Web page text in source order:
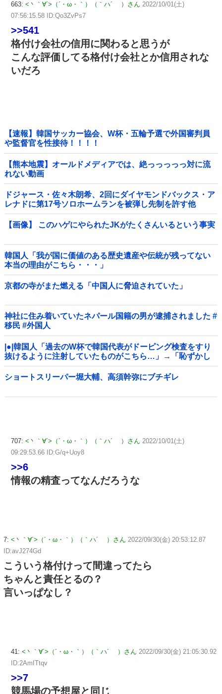
663: <丶｀∀´>（´・ω・｀）（｀ハ´ ）さん 2022/10/01(土)
07:56:15.58 ID:Qo3ZvPs7
>>541
格付け会社の信用に関わると思うが
こんな評価してる格付け会社とか信用されな
いだろ
【速報】韓国サッカー協会、W杯・五輪予選で外国審判員
や監督官を性接待！！！！
【熊本地震】オールドメディアでは、絶っっっっっ対に流
れない動画
ドジャース・佐々木朗希、2回にダイヤモンドバックス・ア
レナドに第17号ソロホームランを被弾し先制を許す他
【画像】 このハゲにやられたJKがたくさんいるという事実
韓国人「我が国に価値のある歴史遺産や伝統が残ってない
本当の理由がこちら・・・」
京都の寺がまた燃える「中国人に脅迫されていた」
神社に住み着いていたネパール国籍の男が逮捕されました #
移民 #外国人
|●|韓国人「過去のW杯で韓国代表がドーピング検査をすり
抜けるように注射していたものがこちら…」→「恥ずかし
い…（ﾌﾞﾙﾌﾞﾙ」＝韓国の反応
ショートスリーパー堀大輔、高須幹弥にブチギレ
707: <丶｀∀´>（´・ω・｀）（｀ハ´ ）さん 2022/10/01(土)
09:29:53.66 ID:G/q+Uoy8
>>6
情報の精査ってなんだろうな
7: <丶｀∀´>（´・ω・｀）（｀ハ´ ）さん 2022/09/30(金) 20:53:12.87
ID:avJ274Gd
こういう格付けって間違ってたら
ちゃんと責任とるの？
言いっぱなし？
41: <丶｀∀´>（´・ω・｀）（｀ハ´ ）さん 2022/09/30(金) 21:05:30.92
ID:2AmITtqv
>>7
競馬場の予想屋と同じ